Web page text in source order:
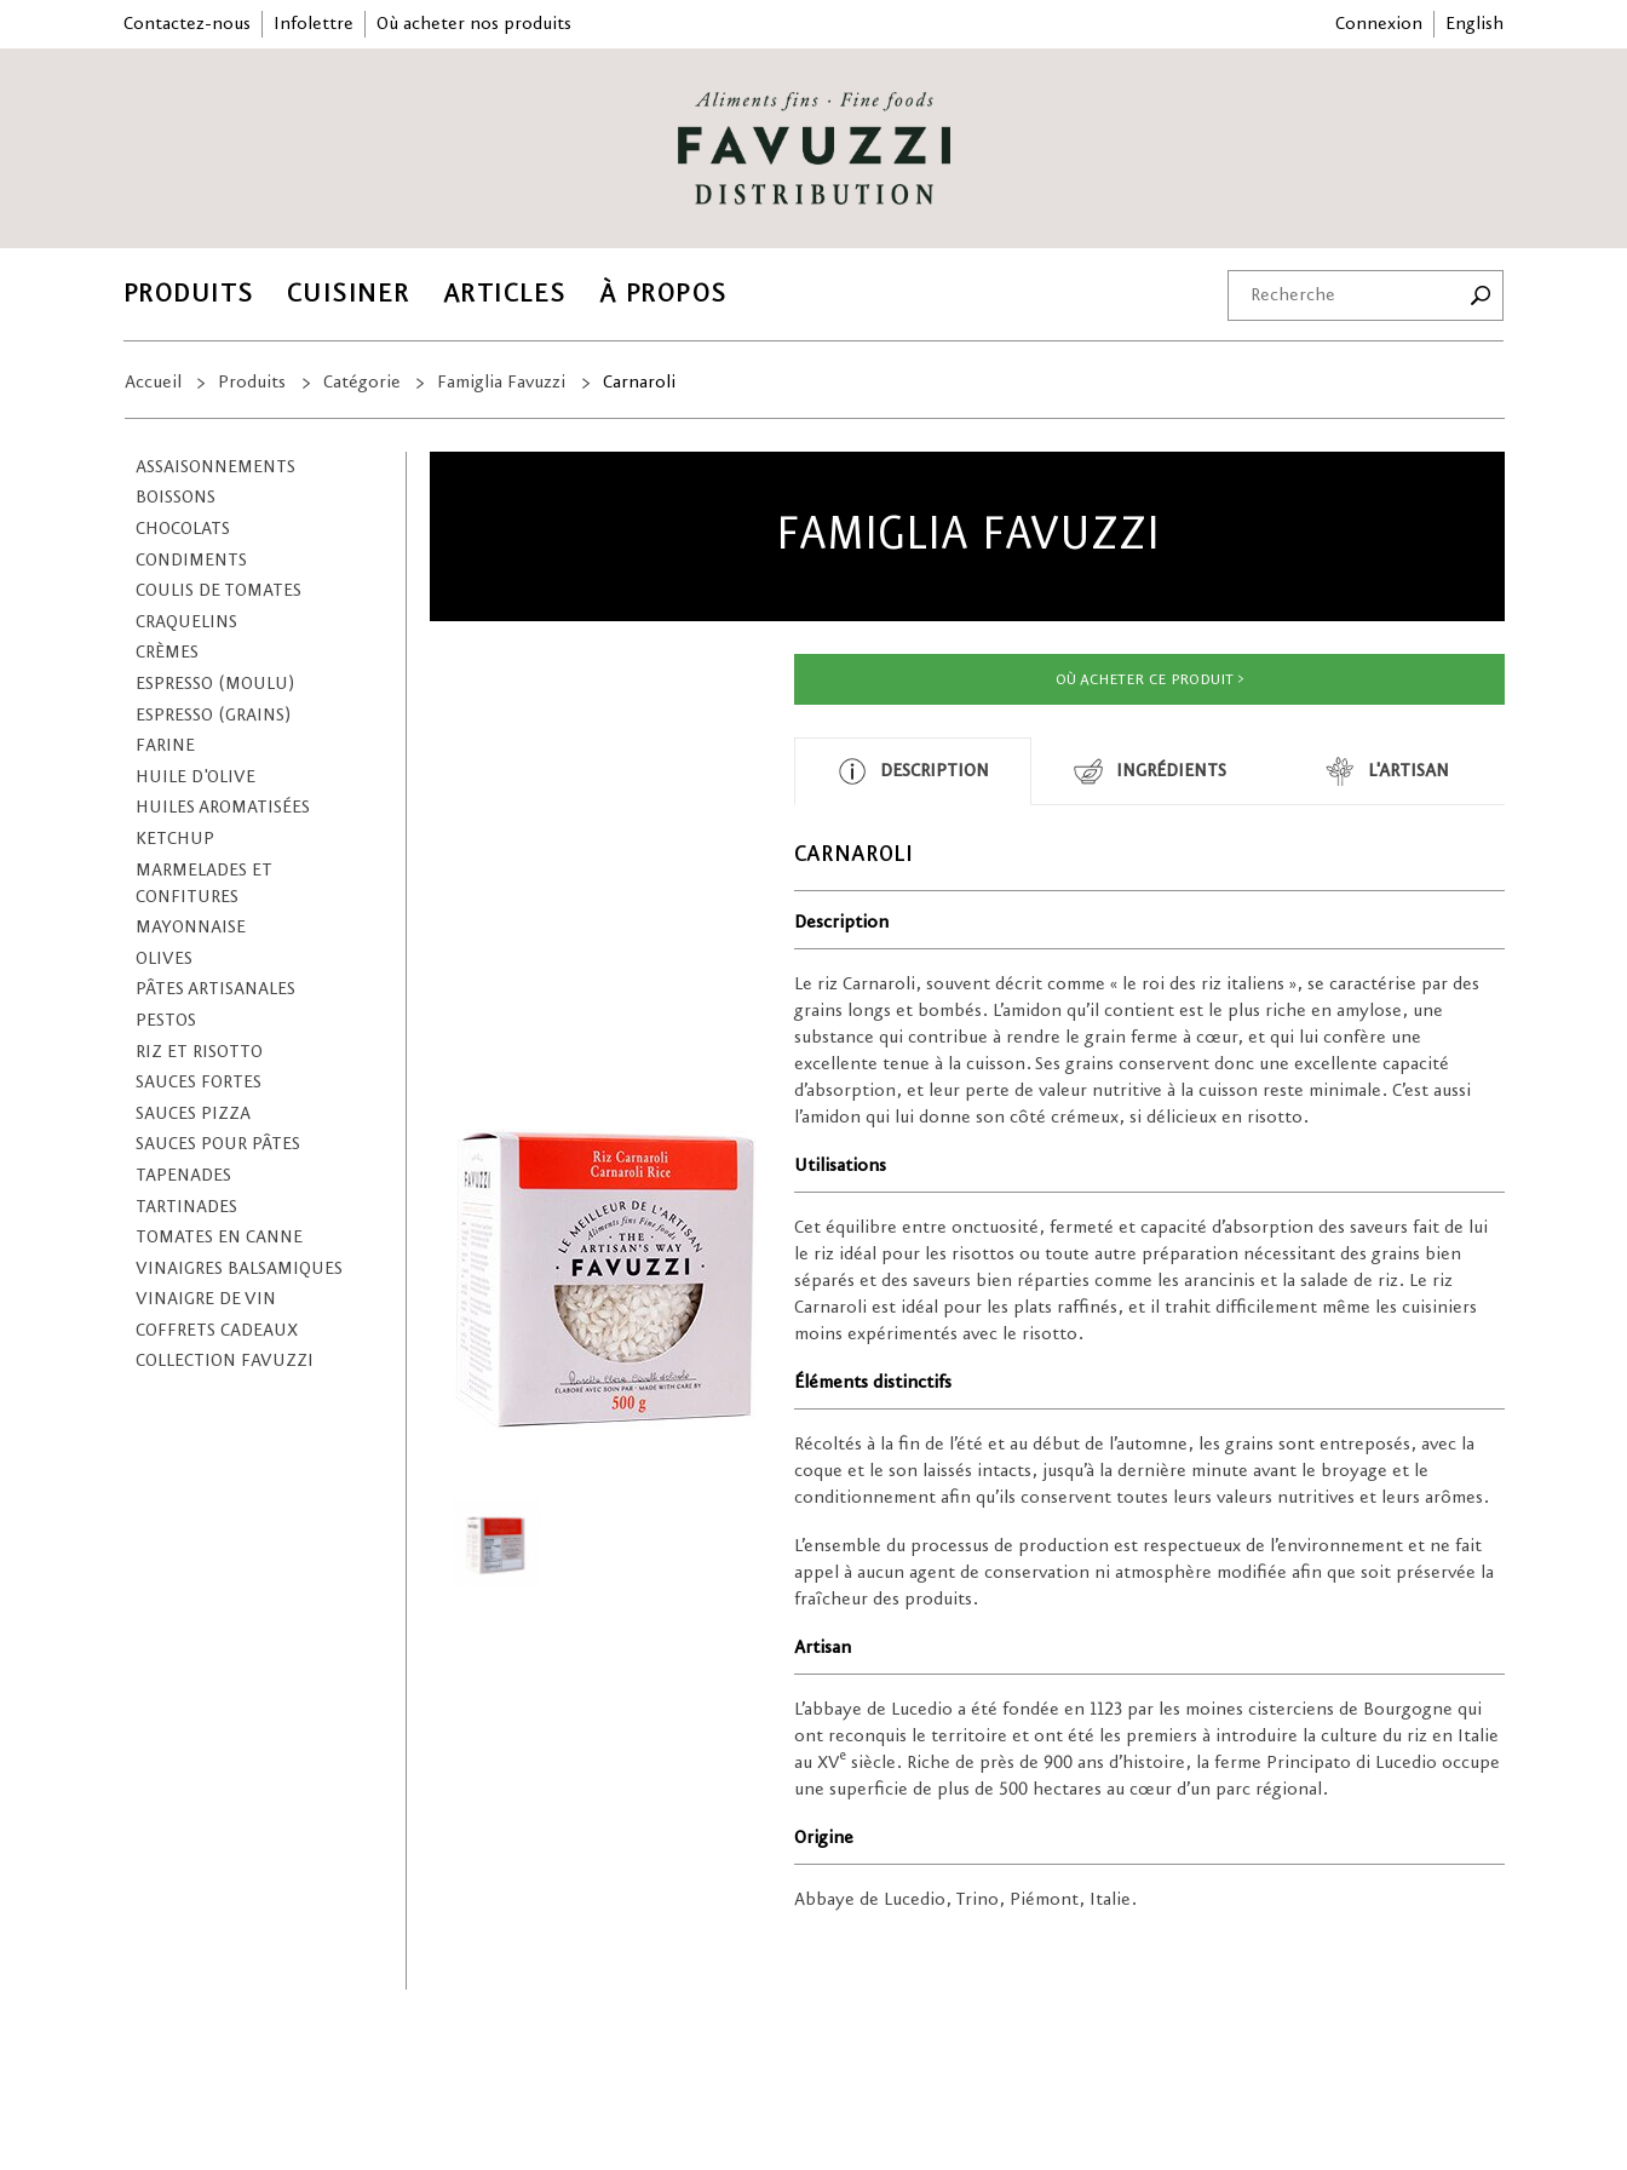
Contactez-nous Infolettre Où acheter nos produits Connexion English
PRODUITS CUISINER ARTICLES À PROPOS
Accueil Produits Catégorie Famiglia Favuzzi Carnaroli
ASSAISONNEMENTS
BOISSONS
CHOCOLATS
CONDIMENTS
COULIS DE TOMATES
CRAQUELINS
CRÈMES
ESPRESSO (MOULU)
ESPRESSO (GRAINS)
FARINE
HUILE D'OLIVE
HUILES AROMATISÉES
KETCHUP
MARMELADES ET
CONFITURES
MAYONNAISE
OLIVES
PÂTES ARTISANALES
PESTOS
RIZ ET RISOTTO
SAUCES FORTES
SAUCES PIZZA
SAUCES POUR PÂTES
TAPENADES
TARTINADES
TOMATES EN CANNE
VINAIGRES BALSAMIQUES
VINAIGRE DE VIN
COFFRETS CADEAUX
COLLECTION FAVUZZI
FAMIGLIA FAVUZZI
OÙ ACHETER CE PRODUIT
DESCRIPTION INGRÉDIENTS L'ARTISAN
CARNAROLI
Description
Le riz Carnaroli, souvent décrit comme « le roi des riz italiens », se caractérise par des
grains longs et bombés. L’amidon qu’il contient est le plus riche en amylose, une
substance qui contribue à rendre le grain ferme à cœur, et qui lui confère une
excellente tenue à la cuisson. Ses grains conservent donc une excellente capacité
d’absorption, et leur perte de valeur nutritive à la cuisson reste minimale. C’est aussi
l’amidon qui lui donne son côté crémeux, si délicieux en risotto.
Utilisations
Cet équilibre entre onctuosité, fermeté et capacité d’absorption des saveurs fait de lui
le riz idéal pour les risottos ou toute autre préparation nécessitant des grains bien
séparés et des saveurs bien réparties comme les arancinis et la salade de riz. Le riz
Carnaroli est idéal pour les plats raffinés, et il trahit difficilement même les cuisiniers
moins expérimentés avec le risotto.
Éléments distinctifs
Récoltés à la fin de l’été et au début de l’automne, les grains sont entreposés, avec la
coque et le son laissés intacts, jusqu’à la dernière minute avant le broyage et le
conditionnement afin qu’ils conservent toutes leurs valeurs nutritives et leurs arômes.
L’ensemble du processus de production est respectueux de l’environnement et ne fait
appel à aucun agent de conservation ni atmosphère modifiée afin que soit préservée la
fraîcheur des produits.
Artisan
L’abbaye de Lucedio a été fondée en 1123 par les moines cisterciens de Bourgogne qui
ont reconquis le territoire et ont été les premiers à introduire la culture du riz en Italie
au XVe siècle. Riche de près de 900 ans d’histoire, la ferme Principato di Lucedio occupe
une superficie de plus de 500 hectares au cœur d’un parc régional.
Origine
Abbaye de Lucedio, Trino, Piémont, Italie.